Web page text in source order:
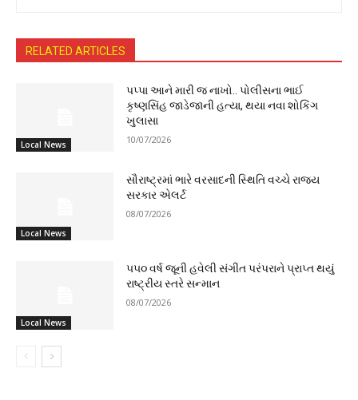
RELATED ARTICLES
Local News
પપ્પા આને મારી જ નાખો.. પોલીસના ભાઈ
કૃષ્ણસિંહ જાડેજાની હત્યા, થયા નવા શોકિંગ
ખુલાસા
10/07/2026
Local News
સૌરાષ્ટ્રમાં ભારે વરસાદની સ્થિતિ વચ્ચે રાજ્ય
સરકાર એલર્ટ
08/07/2026
Local News
૫૫૦ વર્ષ જૂની હવેલી સંગીત પરંપરાને પ્રાપ્ત થયું
રાષ્ટ્રીય સ્તરે સન્માન
08/07/2026